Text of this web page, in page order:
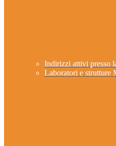
Indirizzi attivi presso
Laboratori e strutture